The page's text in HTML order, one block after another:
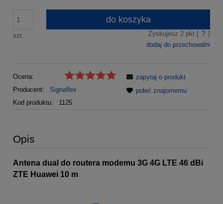
szt.
do koszyka
Zyskujesz 2pkt [ ? ]
dodaj do przechowalni
Ocena:
Producent:
Signaflex
Kod produktu:
1125
zapytaj o produkt
poleć znajomemu
Opis
Antena dual do routera modemu 3G 4G LTE 46 dBi
ZTE Huawei 10 m